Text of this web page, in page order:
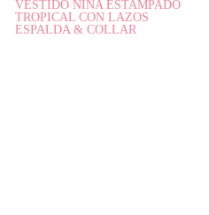
VESTIDO NIÑA ESTAMPADO
TROPICAL CON LAZOS
ESPALDA & COLLAR